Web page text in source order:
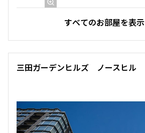
4階４１４
251,000円15,000円
1.0ヶ月 無
三井の賃貸 ペット可 タワー
すべてのお部屋を表示
三田ガーデンヒルズ ノースヒル